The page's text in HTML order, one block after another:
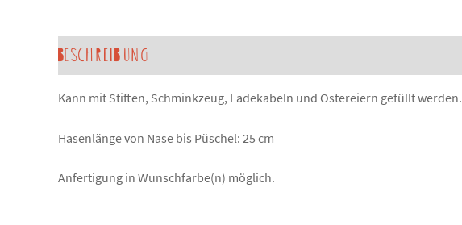
Beschreibung
Kann mit Stiften, Schminkzeug, Ladekabeln und Ostereiern gefüllt werden.
Hasenlänge von Nase bis Püschel: 25 cm
Anfertigung in Wunschfarbe(n) möglich.